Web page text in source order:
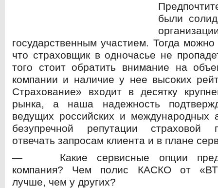
были
государственным участием. Тогда
что страховщик в одночасье не
того стоит обратить внимание на
компании и наличие у нее высоких
Страхование» входит в десятку
рынка, а наша надежность
ведущих российских и международных
безупречной репутации страховой
отвечать запросам клиента и в плане
— Какие сервисные опции
компания? Чем полис КАСКО от
лучше, чем у других?